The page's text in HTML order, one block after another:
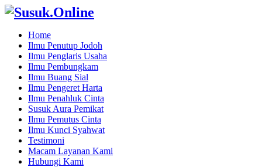
Home
Ilmu Penutup Jodoh
Ilmu Penglaris Usaha
Ilmu Pembungkam
Ilmu Buang Sial
Ilmu Pengeret Harta
Ilmu Penahluk Cinta
Susuk Aura Pemikat
Ilmu Pemutus Cinta
Ilmu Kunci Syahwat
Testimoni
Macam Layanan Kami
Hubungi Kami